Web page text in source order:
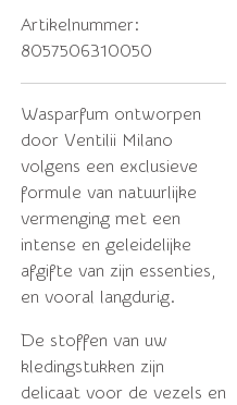
Artikelnummer:
8057506310050
Wasparfum ontworpen
door Ventilii Milano
volgens een exclusieve
formule van natuurlijke
vermenging met een
intense en geleidelijke
afgifte van zijn essenties,
en vooral langdurig.
De stoffen van uw
kledingstukken zijn
delicaat voor de vezels en